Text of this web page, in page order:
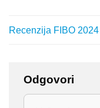
Recenzija FIBO 2024
Odgovori